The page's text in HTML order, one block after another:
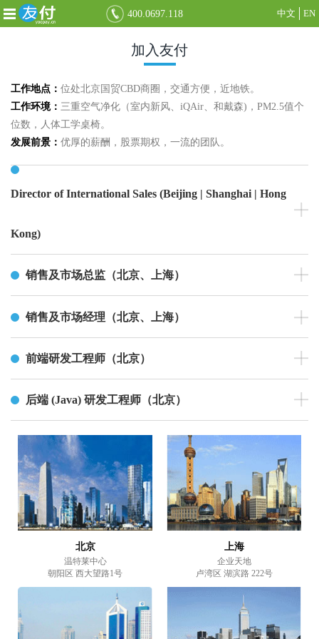
400.0697.118 中文 EN
加入友付
工作地点： 位处北京国贸CBD商圈，交通方便，近地铁。
工作环境： 三重空气净化（室内新风、iQAir、和戴森)，PM2.5值个
位数，人体工学桌椅。
发展前景： 优厚的薪酬，股票期权，一流的团队。
Director of International Sales (Beijing | Shanghai | Hong
Kong)
销售及市场总监（北京、上海）
销售及市场经理（北京、上海）
前端研发工程师（北京）
后端 (Java) 研发工程师（北京）
北京
温特莱中心
朝阳区 西大望路1号
上海
企业天地
卢湾区 湖滨路 222号